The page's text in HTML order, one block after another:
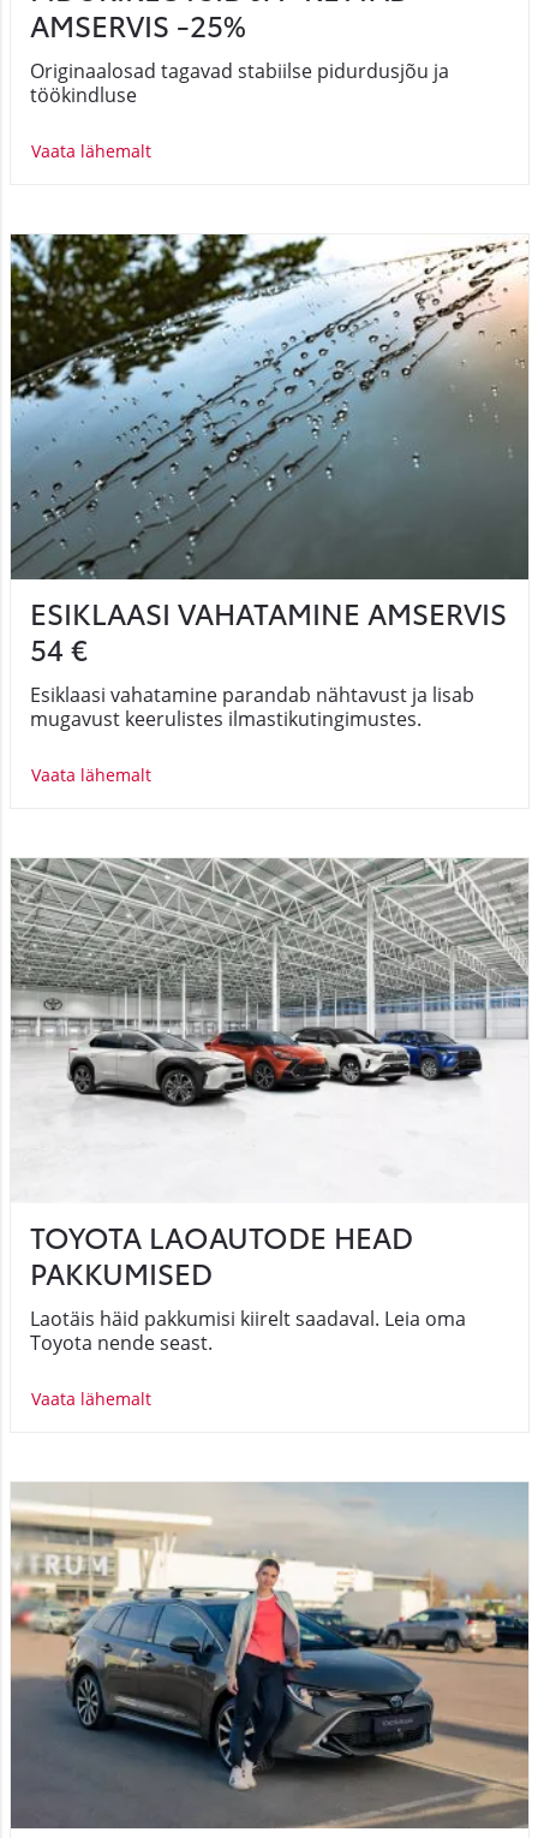
AMSERVIS -25%
Originaalosad tagavad stabiilse pidurdusjõu ja
töökindluse
Vaata lähemalt
ESIKLAASI VAHATAMINE AMSERVIS
54 €
Esiklaasi vahatamine parandab nähtavust ja lisab
mugavust keerulistes ilmastikutingimustes.
Vaata lähemalt
TOYOTA LAOAUTODE HEAD
PAKKUMISED
Laotäis häid pakkumisi kiirelt saadaval. Leia oma
Toyota nende seast.
Vaata lähemalt